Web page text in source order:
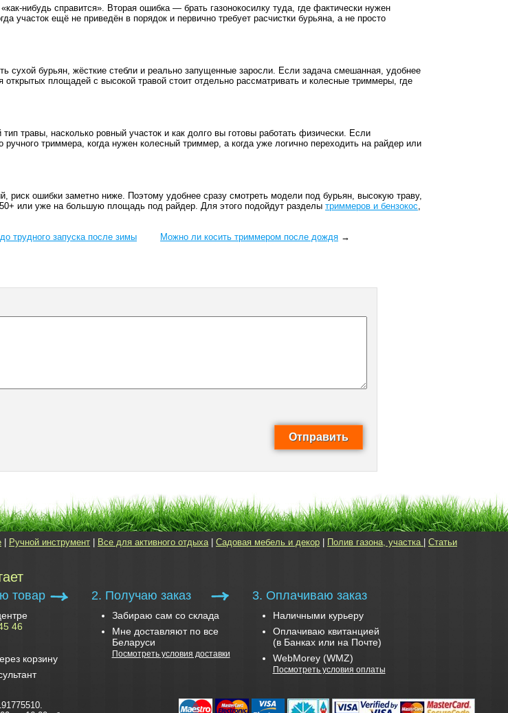
нибудь справится». Вторая ошибка — брать газонокосилку туда, где фактически нужен
участок ещё не приведён в порядок и первично требует расчистки бурьяна, а не просто
сухой бурьян, жёсткие стебли и реально запущенные заросли. Если задача смешанная, удобнее
площадей с высокой травой стоит отдельно рассматривать и колесные триммеры, где
травы, насколько ровный участок и как долго вы готовы работать физически. Если
ручного триммера, когда нужен колесный триммер, а когда уже логично переходить на райдер или
риск ошибки заметно ниже. Поэтому удобнее сразу смотреть модели под бурьян, высокую траву,
или уже на большую площадь под райдер. Для этого подойдут разделы триммеров и бензокос,
трудного запуска после зимы Можно ли косить триммером после дождя →
Ручной инструмент Все для активного отдыха| Садовая мебель и декор Полив газона, участка Статьи
товар
46
корзину
2. Получаю заказ
Забираю сам со склада
Мне доставляют по все
Беларуси
Посмотреть условия доставки
3. Оплачиваю заказ
Наличными курьеру
Оплачиваю квитанцией
(в Банках или на Почте)
WebMorey (WMZ)
Посмотреть условия оплаты